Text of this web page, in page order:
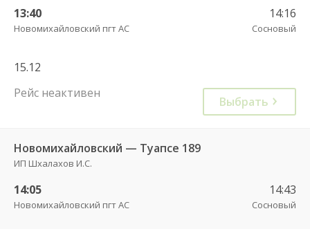
13:40
Новомихайловский пгт АС
14:16
Сосновый
15.12
Рейс неактивен
Выбрать
Новомихайловский — Туапсе 189
ИП Шхалахов И.С.
14:05
Новомихайловский пгт АС
14:43
Сосновый